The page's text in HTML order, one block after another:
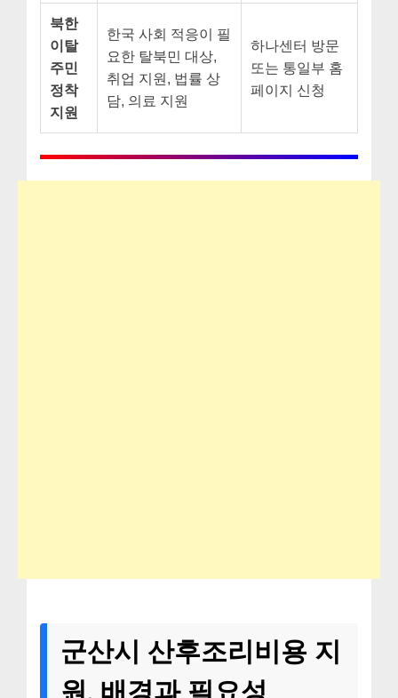
북한
이탈
주민
정착
지원
한국 사회 적응이 필
요한 탈북민 대상,
취업 지원, 법률 상
담, 의료 지원
하나센터 방문
또는 통일부 홈
페이지 신청
군산시 산후조리비용 지
원, 배경과 필요성